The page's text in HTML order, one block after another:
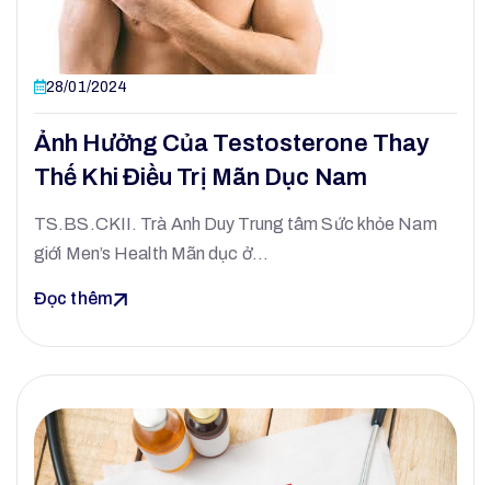
28/01/2024
Ảnh Hưởng Của Testosterone Thay
Thế Khi Điều Trị Mãn Dục Nam
TS.BS.CKII. Trà Anh Duy Trung tâm Sức khỏe Nam
giới Men’s Health Mãn dục ở…
Đọc thêm